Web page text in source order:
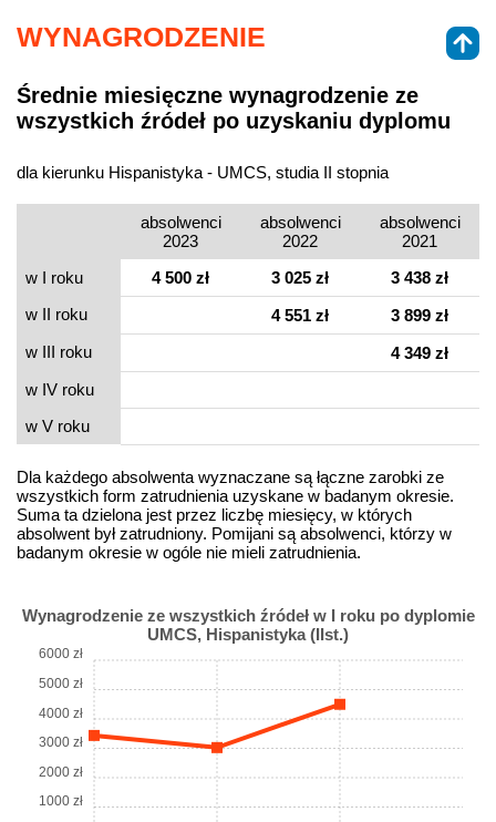
WYNAGRODZENIE
Średnie miesięczne wynagrodzenie ze
wszystkich źródeł po uzyskaniu dyplomu
dla kierunku Hispanistyka - UMCS, studia II stopnia
absolwenci
2023
absolwenci
2022
absolwenci
2021
w I roku
4 500 zł 3 025 zł
3 438 zł
w II roku
4 551 zł
3 899 zł
w III roku
4 349 zł
w IV roku
w V roku
Dla każdego absolwenta wyznaczane są łączne zarobki ze
wszystkich form zatrudnienia uzyskane w badanym okresie.
Suma ta dzielona jest przez liczbę miesięcy, w których
absolwent był zatrudniony. Pomijani są absolwenci, którzy w
badanym okresie w ogóle nie mieli zatrudnienia.
Wynagrodzenie ze wszystkich źródeł w I roku po dyplomie
UMCS, Hispanistyka (IIst.)
1000 zł
2000 zł
3000 zł
4000 zł
5000 zł
6000 zł